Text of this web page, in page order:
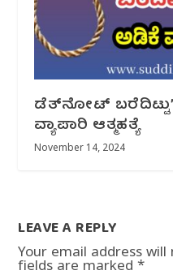
ಡೆತ್‌ನೋಟ್ ಬರೆದಿಟ್ಟು”
ವ್ಯಾಪಾರಿ ಆತ್ಮಹತ್ಯೆ
November 14, 2024
LEAVE A REPLY
Your email address will
fields are marked*